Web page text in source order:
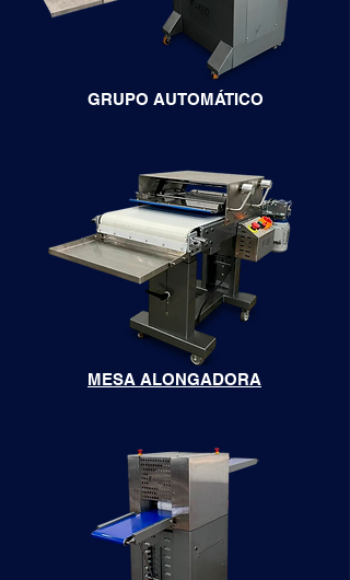
GRUPO AUTOMÁTICO
MESA ALONGADORA